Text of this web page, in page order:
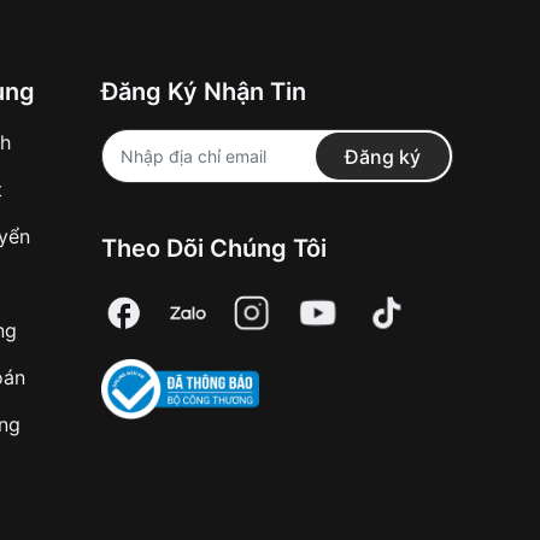
Đăng Ký Nhận Tin
Đăng ký
Theo Dõi Chúng Tôi